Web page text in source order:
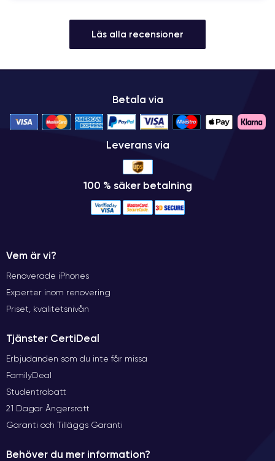
Läs alla recensioner
Betala via
Leverans via
100 % säker betalning
Vem är vi?
Renoverade iPhones
Experter inom renovering
Priset, kvalitetsnivån
Tjänster CertiDeal
Erbjudanden som du inte får missa
FamilyDeal
Studentrabatt
21 Dagar Ångersrätt
Garanti och Tilläggs Garanti
Behöver du mer information?